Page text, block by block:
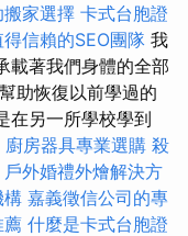
家選擇 卡式台胞證
信賴的SEO團隊 我
載著我們身體的全部
助恢復以前學過的
在另一所學校學到
廚房器具專業選購 殺
戶外婚禮外燴解決方
構 嘉義徵信公司的專
薦 什麼是卡式台胞證